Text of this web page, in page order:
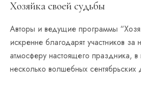
Хозяйка своей судьбы
Авторы и ведущие программы
искренне благодарят участников за
атмосферу настоящего праздника,
несколько волшебных сентябрьских